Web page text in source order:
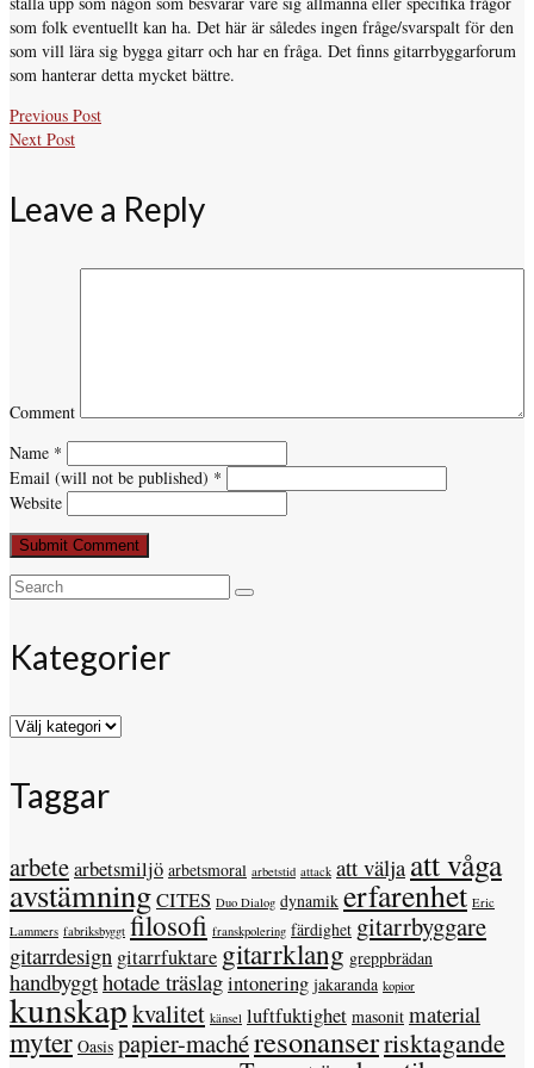
som folk eventuellt kan ha. Det här är således ingen fråge/svarspalt för den
som vill lära sig bygga gitarr och har en fråga. Det finns gitarrbyggarforum
som hanterar detta mycket bättre.
Previous Post
Next Post
Leave a Reply
Comment
Name *
Email (will not be published) *
Website
Search
Kategorier
Kategorier
Taggar
arbetearbetsmiljö arbetsmoral arbetstid attack att välja att våga
avstämningCITES Duo Dialog dynamik erfarenhet Eric
Lammers fabriksbyggt filosofi franskpolering färdighet gitarrbyggare
gitarrdesign gitarrfuktare gitarrklang greppbrädan
handbyggthotade träslagintonering jakaranda kopior
kunskapkvalitet känsel luftfuktighet masonit material
myter Oasis papier-machéresonanserrisktagande